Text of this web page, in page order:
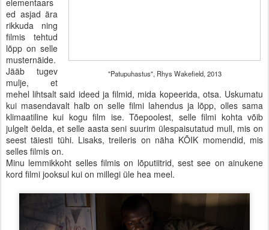
"Patupuhastus", Rhys Wakefield, 2013
elementaars
ed asjad ära
rikkuda ning
filmis tehtud
lõpp on selle
musternäide.
Jääb tugev
mulje, et
mehel lihtsalt said ideed ja filmid, mida kopeerida, otsa. Uskumatu
kui masendavalt halb on selle filmi lahendus ja lõpp, olles sama
klimaatiline kui kogu film ise. Tõepoolest, selle filmi kohta võib
julgelt öelda, et selle aasta seni suurim ülespaisutatud mull, mis on
seest täiesti tühi. Lisaks, treileris on näha KÕIK momendid, mis
selles filmis on.
Minu lemmikkoht selles filmis on lõputiitrid, sest see on ainukene
kord filmi jooksul kui on millegi üle hea meel.